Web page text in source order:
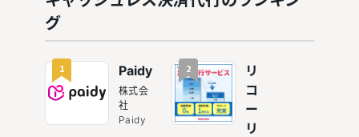
払いも
導入は必
すめの決
選
10選
グ
1 Paidy
株式会
社
Paidy
2
リ
コ
ー
リ